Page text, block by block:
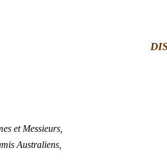
et Messieurs,
Australiens,